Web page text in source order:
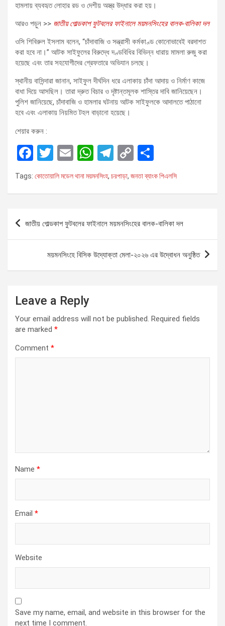
হামলায় ব্যবহৃত লোহার রড ও দেশীয় অস্ত্র উদ্ধার করা হয়।
আরও পড়ুন >> জাতীয় গোল্ডকাপ ফুটবলের ফাইনালে ময়মনসিংহের বালক-বালিকা দল
ওসি শিবিরুল ইসলাম বলেন, “চাঁদাবাজি ও সন্ত্রাসী কর্মকাণ্ড কোনোভাবেই বরদাশত
করা হবে না।” আটক সাইফুলের বিরুদ্ধে দণ্ডবিধির বিভিন্ন ধারায় মামলা রুজু করা
হয়েছে এবং তার সহযোগীদের গ্রেফতারে অভিযান চলছে।
স্থানীয় বাসিন্দারা জানান, সাইফুল দীর্ঘদিন ধরে এলাকায় চাঁদা আদায় ও নির্মাণ কাজে
বাধা দিয়ে আসছিল। তারা দ্রুত বিচার ও দৃষ্টান্তমূলক শাস্তির দাবি জানিয়েছেন।
পুলিশ জানিয়েছে, চাঁদাবাজি ও হামলার ঘটনায় আটক সাইফুলকে আদালতে পাঠানো
হবে এবং এলাকায় নিয়মিত টহল বাড়ানো হয়েছে।
শেয়ার করুন :
F
a
ce
o
T
wi
tt
E
m
ail
W
h
at
A
p
p
T
el
e
a
C
py
n
k
h
ar
Tags: কোতোয়ালি মডেল থানা ময়মনসিংহ, চরপাড়া, জনতা ব্যাংক পিএলসি
জাতীয় গোল্ডকাপ ফুটবলের ফাইনালে ময়মনসিংহের বালক-বালিকা দল
ময়মনসিংহে বিসিক উদ্যোক্তা মেলা-২০২৬ এর উদ্বোধন অনুষ্ঠিত
Leave a Reply
Your email address will not be published. Required fields
are marked *
Comment *
Name *
Email *
Website
Save my name, email, and website in this browser for the
next time I comment.